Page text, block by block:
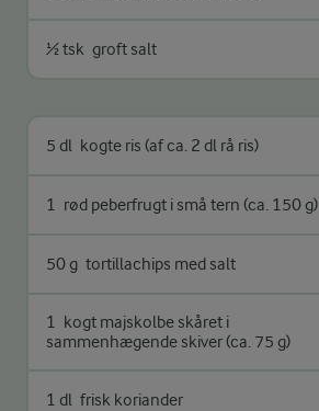
½ tsk groft salt
5 dl kogte ris (af ca. 2 dl rå ris)
1 rød peberfrugt i små tern (ca. 150 g)
50 g tortillachips med salt
1 kogt majskolbe skåret i
sammenhægende skiver (ca. 75 g)
1 dl frisk koriander